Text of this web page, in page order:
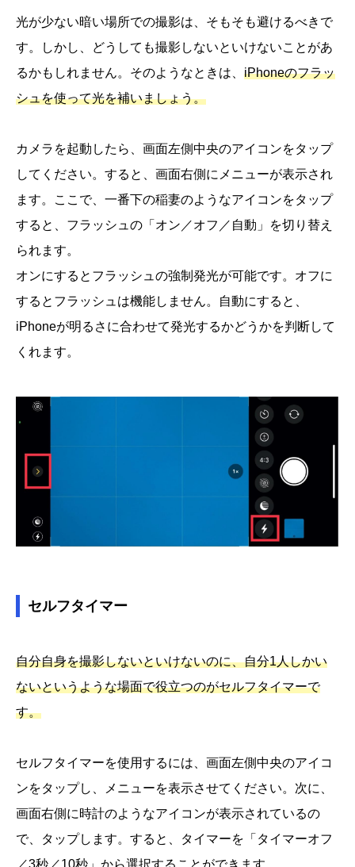
光が少ない暗い場所での撮影は、そもそも避けるべきで
す。しかし、どうしても撮影しないといけないことがあ
るかもしれません。そのようなときは、 iPhoneのフラッ
シュを使って光を補いましょう。
カメラを起動したら、画面左側中央のアイコンをタップ
してください。すると、画面右側にメニューが表示され
ます。ここで、一番下の稲妻のようなアイコンをタップ
すると、フラッシュの「オン／オフ／自動」を切り替え
られます。
オンにするとフラッシュの強制発光が可能です。オフに
するとフラッシュは機能しません。自動にすると、
iPhoneが明るさに合わせて発光するかどうかを判断して
くれます。
セルフタイマー
自分自身を撮影しないといけないのに、自分1人しかい
ないというような場面で役立つのがセルフタイマーで
す。
セルフタイマーを使用するには、画面左側中央のアイコ
ンをタップし、メニューを表示させてください。次に、
画面右側に時計のようなアイコンが表示されているの
で、タップします。すると、タイマーを「タイマーオフ
／3秒／10秒」から選択することができます。